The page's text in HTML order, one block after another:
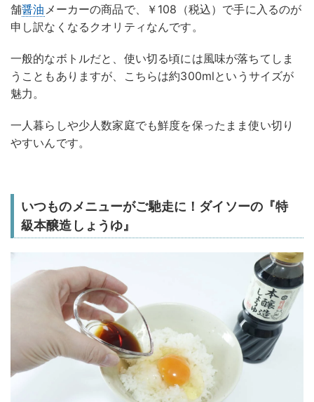
舗醤油 メーカーの商品で、￥108（税込）で手に入るのが
申し訳なくなるクオリティなんです。
一般的なボトルだと、使い切る頃には風味が落ちてしま
うこともありますが、こちらは約300mlというサイズが
魅力。
一人暮らしや少人数家庭でも鮮度を保ったまま使い切り
やすいんです。
いつものメニューがご馳走に！ダイソーの『特
級本醸造しょうゆ』